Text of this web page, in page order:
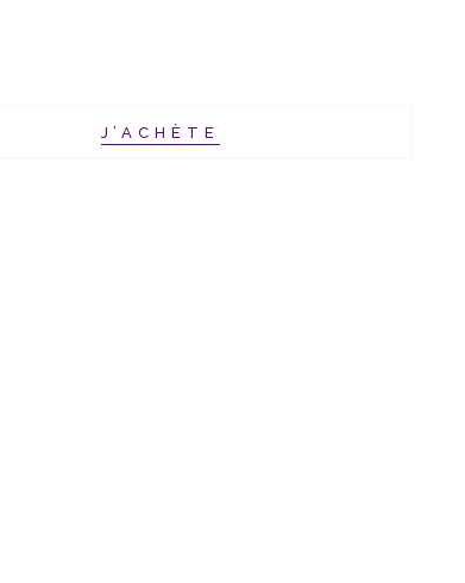
J’ACHÈTE